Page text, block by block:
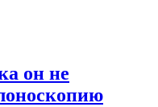
он не